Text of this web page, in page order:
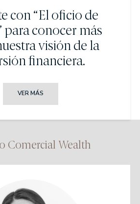
con “El oficio de
para conocer más
visión de la
financiera.
VER MÁS
Comercial Wealth